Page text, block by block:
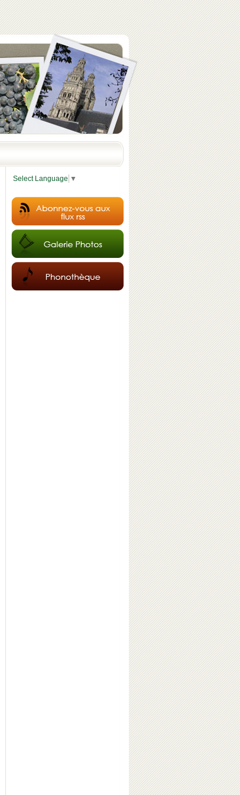
Select Language ▼